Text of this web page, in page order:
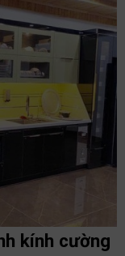
kính cường